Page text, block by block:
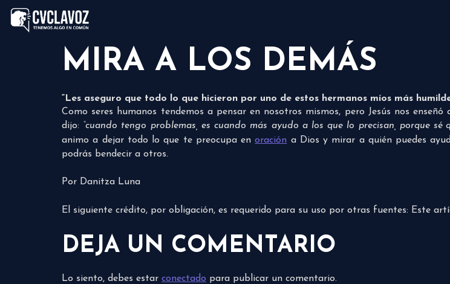
MIRA A LOS DEMÁS
“ Les aseguro que todo lo que hicieron por uno de estos hermanos míos más
Como seres humanos tendemos a pensar en nosotros mismos, pero Jesús nos
dijo: “cuando tengo problemas, es cuando más ayudo a los que lo precisan, porque sé
animo a dejar todo lo que te preocupa enoración a Dios y mirar a quién puedes
podrás bendecir a otros.
Por Danitza Luna
El siguiente crédito, por obligación, es requerido para su uso por otras fuentes: Este
DEJA UN COMENTARIO
Lo siento, debes estar conectado para publicar un comentario.